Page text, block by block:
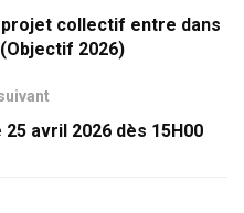
collectif entre dans
2026)
avril 2026 dès 15H00